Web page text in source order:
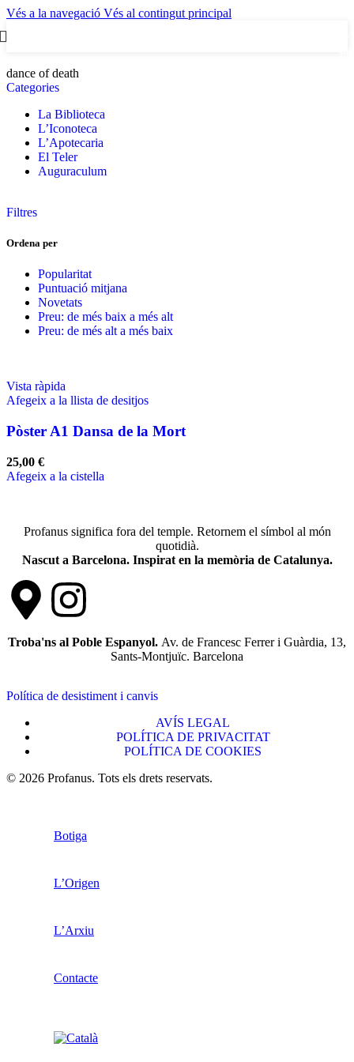
Vés a la navegació Vés al contingut principal
dance of death
Categories
La Biblioteca
L’Iconoteca
L’Apotecaria
El Teler
Auguraculum
Filtres
Ordena per
Popularitat
Puntuació mitjana
Novetats
Preu: de més baix a més alt
Preu: de més alt a més baix
Vista ràpida
Afegeix a la llista de desitjos
Pòster A1 Dansa de la Mort
25,00 €
Afegeix a la cistella
Profanus significa fora del temple. Retornem el símbol al món
quotidià.
Nascut a Barcelona. Inspirat en la memòria de Catalunya.
Troba'ns al Poble Espanyol. Av. de Francesc Ferrer i Guàrdia, 13,
Sants-Montjuïc. Barcelona
Política de desistiment i canvis
AVÍS LEGAL
POLÍTICA DE PRIVACITAT
POLÍTICA DE COOKIES
© 2026 Profanus. Tots els drets reservats.
Botiga
L’Origen
L’Arxiu
Contacte